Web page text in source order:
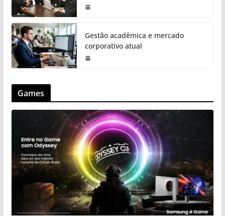
Gestão acadêmica e mercado
corporativo atual
Games